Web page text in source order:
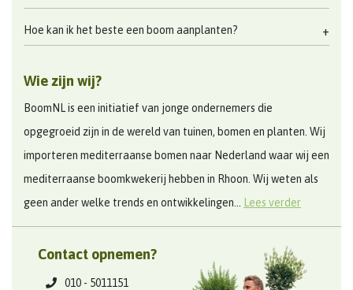
Hoe kan ik het beste een boom aanplanten?
Wie zijn wij?
BoomNL is een initiatief van jonge ondernemers die
opgegroeid zijn in de wereld van tuinen, bomen en planten. Wij
importeren mediterraanse bomen naar Nederland waar wij een
mediterraanse boomkwekerij hebben in Rhoon. Wij weten als
geen ander welke trends en ontwikkelingen...
Lees verder
Contact opnemen?
010 - 5011151